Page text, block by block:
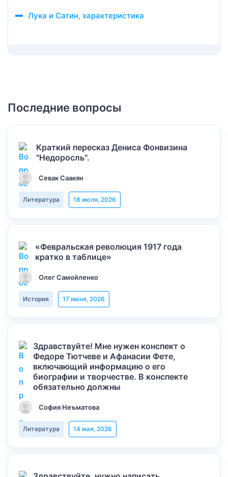
Лука и Сатин, характеристика
Последние вопросы
Краткий пересказ Дениса Фонвизина
"Недоросль".
Севак Саакян
Литература 18 июля, 2026
«Февральская революция 1917 года
кратко в таблице»
Олег Самойленко
История 17 июня, 2026
Здравствуйте! Мне нужен конспект о
Федоре Тютчеве и Афанасии Фете,
включающий информацию о его
биографии и творчестве. В конспекте
обязательно должны
София Неъматова
Литература 14 мая, 2026